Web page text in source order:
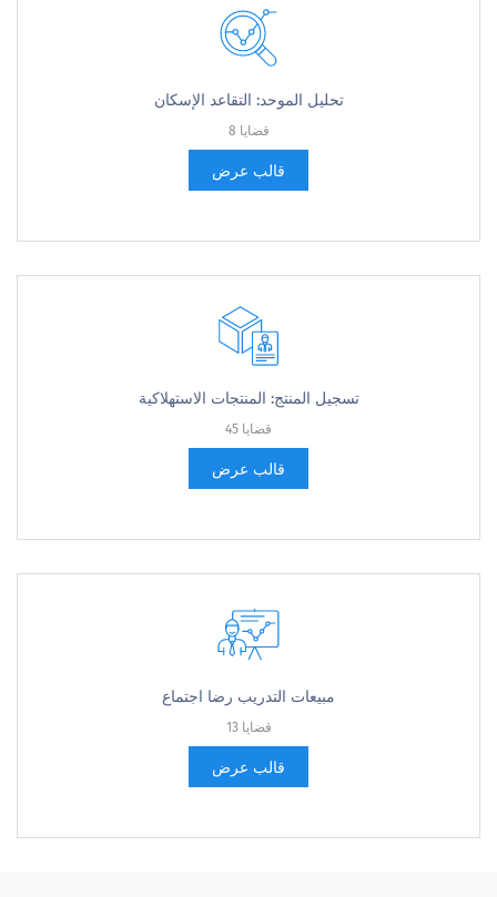
تحليل الموحد: التقاعد الإسكان
8 قضايا
قالب عرض
تسجيل المنتج: المنتجات الاستهلاكية
45 قضايا
قالب عرض
مبيعات التدريب رضا اجتماع
13 قضايا
قالب عرض